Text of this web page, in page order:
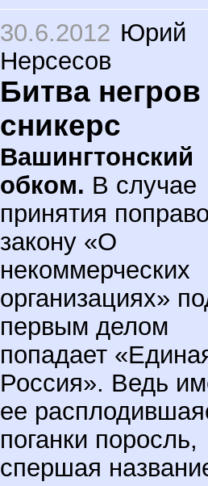
30.6.2012 Юрий
Нерсесов
Битва негров
сникерс
Вашингтонский
обком. В случае
принятия
закону «О
некоммерческих
организациях»
первым делом
попадает
Россия». Ведь
ее
поганки поросль,
спершая